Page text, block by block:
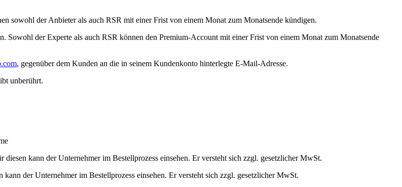
sowohl der Anbieter als auch RSR mit einer Frist von einem Monat zum Monatsende kündigen.
Sowohl der Experte als auch RSR können den Premium-Account mit einer Frist von einem Monat zum Monatsende
, gegenüber dem Kunden an die in seinem Kundenkonto hinterlegte E-Mail-Adresse.
unberührt.
kann der Unternehmer im Bestellprozess einsehen. Er versteht sich zzgl. gesetzlicher MwSt.
der Unternehmer im Bestellprozess einsehen. Er versteht sich zzgl. gesetzlicher MwSt.